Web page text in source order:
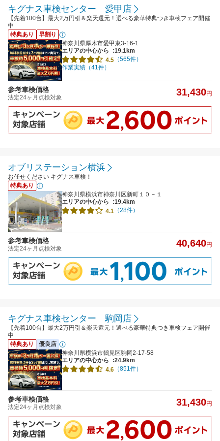
キグナス車検センター 愛甲店
【先着100台】最大2万円引＆楽天還元！選べる豪華特典つき車検フェア開催
中
特典あり
早割り
神奈川県厚木市愛甲東3-16-1
エリアの中心から
:19.1km
4.5 （565件）
作業実績（41件）
参考車検価格
法定24ヶ月点検対象 31,430円
オブリステーション横浜
お任せください キグナス車検！
特典あり
神奈川県横浜市神奈川区新町１０－１
エリアの中心から
:19.4km
4.1 （28件）
参考車検価格
法定24ヶ月点検対象 40,640円
キグナス車検センター 駒岡店
【先着100台】最大2万円引＆楽天還元！選べる豪華特典つき車検フェア開催
中
特典あり
優良店
神奈川県横浜市鶴見区駒岡2-17-58
エリアの中心から
:24.9km
4.6 （851件）
参考車検価格
法定24ヶ月点検対象 31,430円